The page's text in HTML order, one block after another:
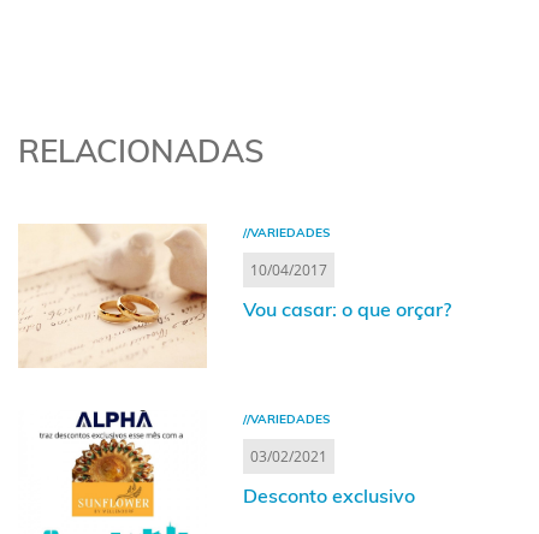
RELACIONADAS
//VARIEDADES
10/04/2017
Vou casar: o que orçar?
//VARIEDADES
03/02/2021
Desconto exclusivo